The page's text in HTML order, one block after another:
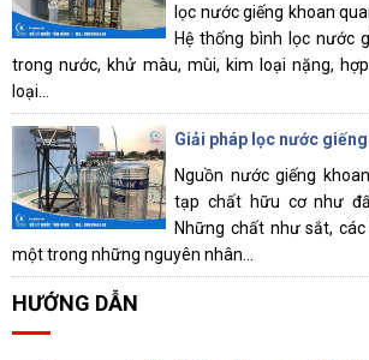
lọc nước giếng khoan
Hệ thống bình lọc nước
trong nước, khử màu, mùi, kim loại nặng,
loại...
Giải pháp lọc nước
Nguồn nước giếng
tạp chất hữu cơ như
Những chất như sắt,
một trong những nguyên nhân...
HƯỚNG DẪN